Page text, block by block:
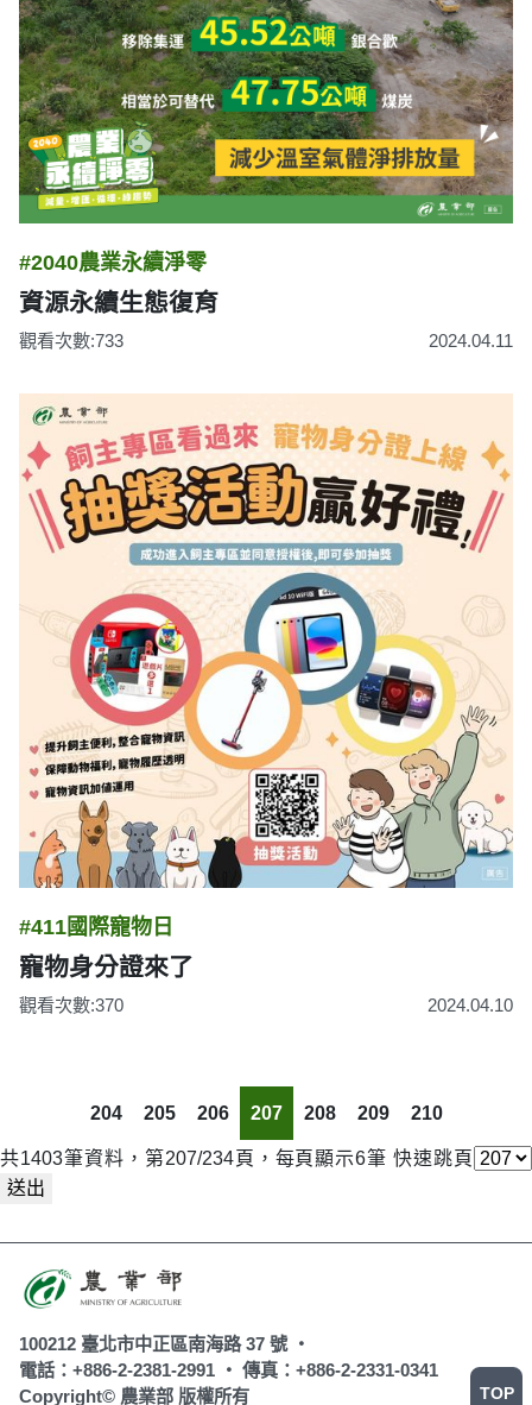
#2040農業永續淨零
資源永續生態復育
觀看次數:733 2024.04.11
#411國際寵物日
寵物身分證來了
觀看次數:370 2024.04.10
204 205 206 207 208 209 210
共1403筆資料，第207/234頁，每頁顯示6筆 快速跳頁
送出
100212 臺北市中正區南海路 37 號 ‧
電話：+886-2-2381-2991 ‧ 傳真：+886-2-2331-0341
Copyright© 農業部 版權所有
TOP